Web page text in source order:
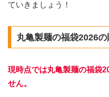
ていきましょう！
丸亀製麺の福袋2026
現時点では丸亀製麺の福袋
せん。